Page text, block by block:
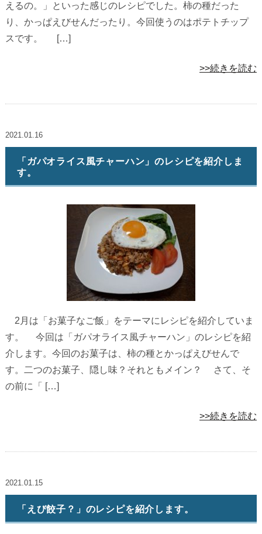
えるの。」といった感じのレシピでした。柿の種だった
り、かっぱえびせんだったり。今回使うのはポテトチップ
スです。 […]
>>続きを読む
2021.01.16
「ガパオライス風チャーハン」のレシピを紹介しま
す。
2月は「お菓子なご飯」をテーマにレシピを紹介していま
す。 今回は「ガパオライス風チャーハン」のレシピを紹
介します。今回のお菓子は、柿の種とかっぱえびせんで
す。二つのお菓子、隠し味？それともメイン？ さて、そ
の前に「 […]
>>続きを読む
2021.01.15
「えび餃子？」のレシピを紹介します。